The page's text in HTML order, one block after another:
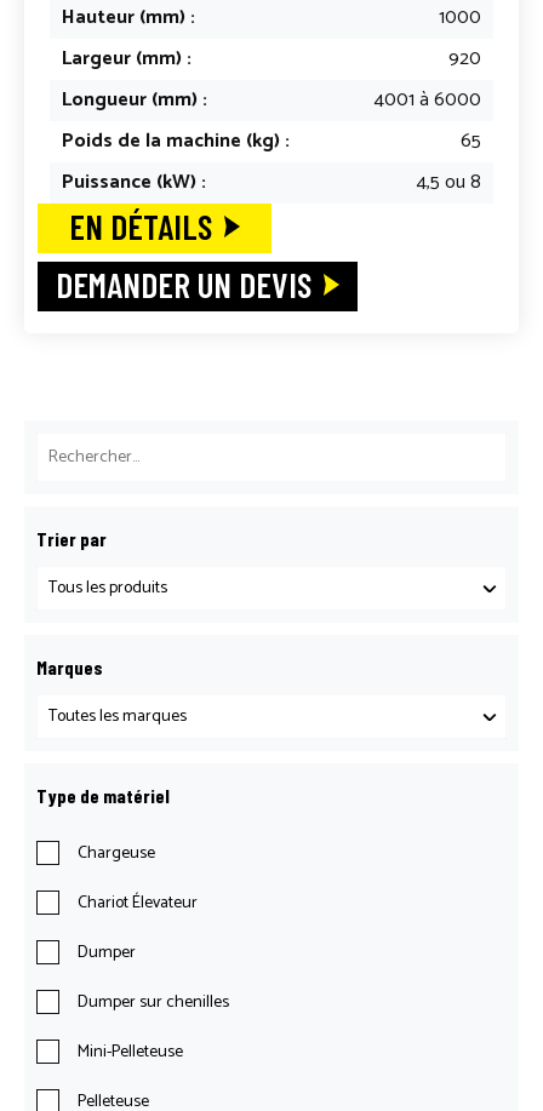
Hauteur (mm) :
1000
Largeur (mm) :
920
Longueur (mm) :
4001 à 6000
Poids de la machine (kg) :
65
Puissance (kW) :
4,5 ou 8
EN DÉTAILS
DEMANDER UN DEVIS
Trier par
Marques
Type de matériel
Chargeuse
Chariot Élevateur
Dumper
Dumper sur chenilles
Mini-Pelleteuse
Pelleteuse